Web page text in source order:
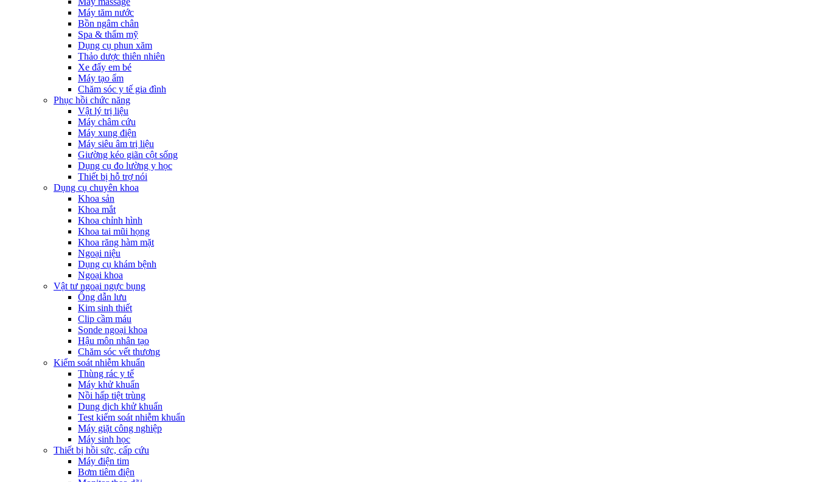
Máy tăm nước
Bồn ngâm chân
Spa & thẩm mỹ
Dụng cụ phun xăm
Thảo dược thiên nhiên
Xe đẩy em bé
Máy tạo ẩm
Chăm sóc y tế gia đình
Phục hồi chức năng
Vật lý trị liệu
Máy châm cứu
Máy xung điện
Máy siêu âm trị liệu
Giường kéo giãn cột sống
Dụng cụ đo lường y học
Thiết bị hỗ trợ nói
Dụng cụ chuyên khoa
Khoa sản
Khoa mắt
Khoa chỉnh hình
Khoa tai mũi họng
Khoa răng hàm mặt
Ngoại niệu
Dụng cụ khám bệnh
Ngoại khoa
Vật tư ngoại ngực bụng
Ống dẫn lưu
Kim sinh thiết
Clip cầm máu
Sonde ngoại khoa
Hậu môn nhân tạo
Chăm sóc vết thương
Kiểm soát nhiễm khuẩn
Thùng rác y tế
Máy khử khuẩn
Nồi hấp tiệt trùng
Dung dịch khử khuẩn
Test kiểm soát nhiễm khuẩn
Máy giặt công nghiệp
Máy sinh học
Thiết bị hồi sức, cấp cứu
Máy điện tim
Bơm tiêm điện